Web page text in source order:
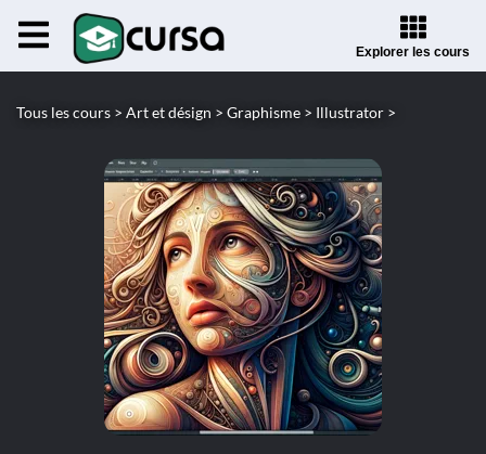
Explorer les cours
Tous les cours > Art et désign > Graphisme > Illustrator >